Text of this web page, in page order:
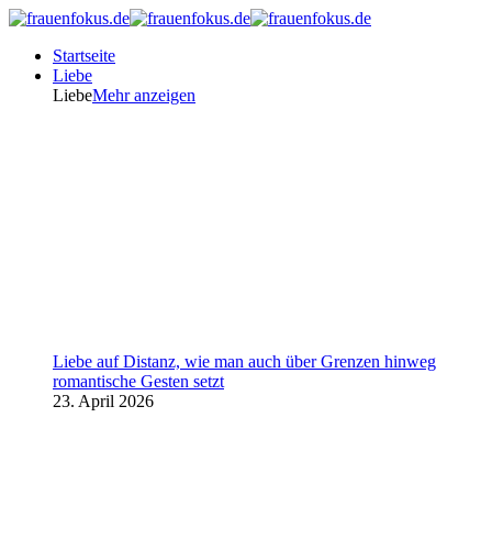
Startseite
Liebe
LiebeMehr anzeigen
Liebe auf Distanz, wie man auch über Grenzen hinweg
romantische Gesten setzt
23. April 2026